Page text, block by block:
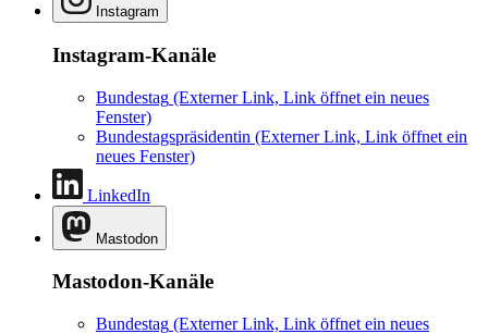
Instagram
Instagram-Kanäle
Bundestag (Externer Link, Link öffnet ein neues
Fenster)
Bundestagspräsidentin (Externer Link, Link öffnet ein
neues Fenster)
LinkedIn
Mastodon
Mastodon-Kanäle
Bundestag (Externer Link, Link öffnet ein neues